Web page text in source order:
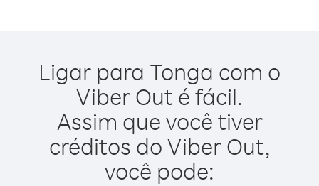
Ligar para Tonga com o
Viber Out é fácil.
Assim que você tiver
créditos do Viber Out,
você pode: